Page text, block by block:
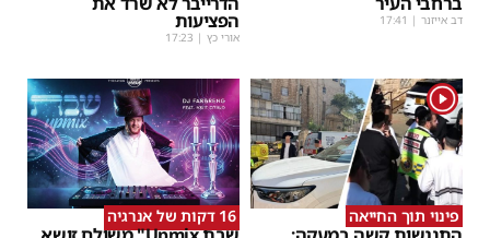
דב אייזנר |
17:41 הפציעות
אורי כץ |
17:23
1
פינוי תוך החייאה 16 דקות של אנרגיה